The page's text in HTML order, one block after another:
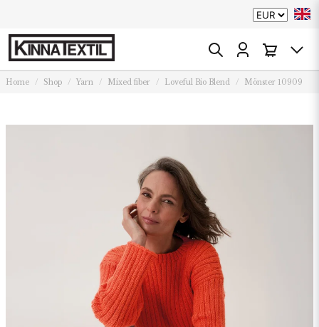
Home Shop Yarn Mixed fiber Loveful Bio Blend Mönster 10909